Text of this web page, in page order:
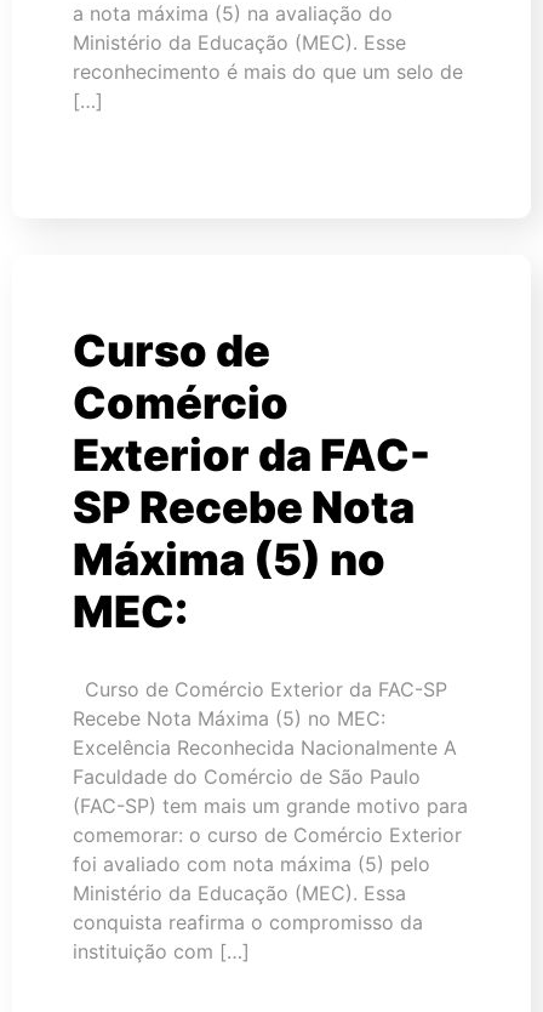
a nota máxima (5) na avaliação do
Ministério da Educação (MEC). Esse
reconhecimento é mais do que um selo de
[…]
Curso de
Comércio
Exterior da FAC-
SP Recebe Nota
Máxima (5) no
MEC:
Curso de Comércio Exterior da FAC-SP
Recebe Nota Máxima (5) no MEC:
Excelência Reconhecida Nacionalmente A
Faculdade do Comércio de São Paulo
(FAC-SP) tem mais um grande motivo para
comemorar: o curso de Comércio Exterior
foi avaliado com nota máxima (5) pelo
Ministério da Educação (MEC). Essa
conquista reafirma o compromisso da
instituição com […]